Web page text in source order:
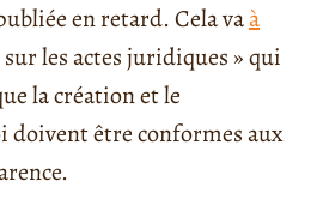
en retard. Cela vaà
sur les actes juridiques » qui
la création et le
doivent être conformes aux